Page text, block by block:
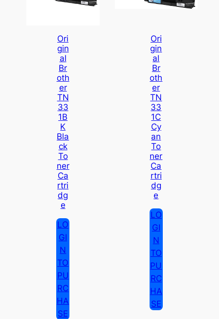
Ori
Gin
Al
Br
Oth
Er
TN
33
1B
K
Bla
Ck
To
Ner
Ca
Rtri
Dg
E
LO
GI
N
TO
PU
RC
HA
SE
Ori
Gin
Al
Br
Oth
Er
TN
33
1C
Cy
An
To
Ner
Ca
Rtri
Dg
E
LO
GI
N
TO
PU
RC
HA
SE